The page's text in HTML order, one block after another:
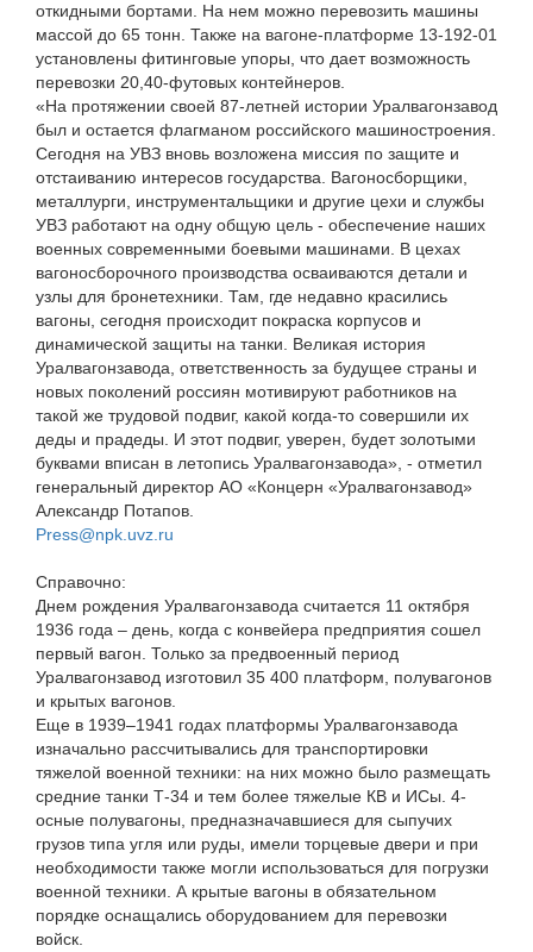
откидными бортами. На нем можно перевозить машины
массой до 65 тонн. Также на вагоне-платформе 13-192-01
установлены фитинговые упоры, что дает возможность
перевозки 20,40-футовых контейнеров.
«На протяжении своей 87-летней истории Уралвагонзавод
был и остается флагманом российского машиностроения.
Сегодня на УВЗ вновь возложена миссия по защите и
отстаиванию интересов государства. Вагоносборщики,
металлурги, инструментальщики и другие цехи и службы
УВЗ работают на одну общую цель - обеспечение наших
военных современными боевыми машинами. В цехах
вагоносборочного производства осваиваются детали и
узлы для бронетехники. Там, где недавно красились
вагоны, сегодня происходит покраска корпусов и
динамической защиты на танки. Великая история
Уралвагонзавода, ответственность за будущее страны и
новых поколений россиян мотивируют работников на
такой же трудовой подвиг, какой когда-то совершили их
деды и прадеды. И этот подвиг, уверен, будет золотыми
буквами вписан в летопись Уралвагонзавода», - отметил
генеральный директор АО «Концерн «Уралвагонзавод»
Александр Потапов.
Press@npk.uvz.ru
Справочно:
Днем рождения Уралвагонзавода считается 11 октября
1936 года – день, когда с конвейера предприятия сошел
первый вагон. Только за предвоенный период
Уралвагонзавод изготовил 35 400 платформ, полувагонов
и крытых вагонов.
Еще в 1939–1941 годах платформы Уралвагонзавода
изначально рассчитывались для транспортировки
тяжелой военной техники: на них можно было размещать
средние танки Т-34 и тем более тяжелые КВ и ИСы. 4-
осные полувагоны, предназначавшиеся для сыпучих
грузов типа угля или руды, имели торцевые двери и при
необходимости также могли использоваться для погрузки
военной техники. А крытые вагоны в обязательном
порядке оснащались оборудованием для перевозки
войск.